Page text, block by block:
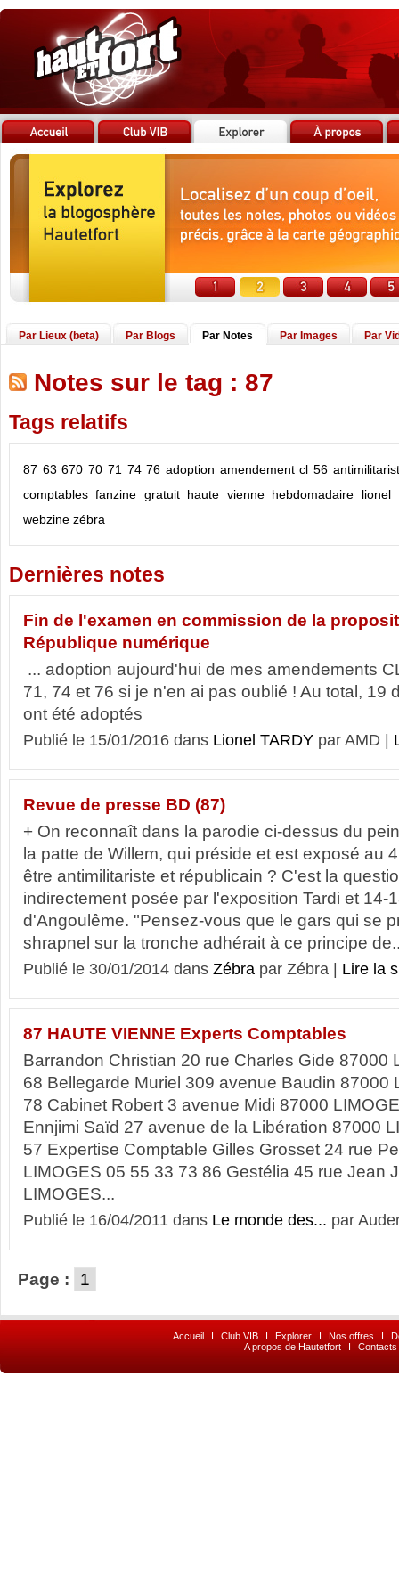
Par Lieux (beta) Par Blogs Par Notes Par Images Par
Notes sur le tag : 87
Tags relatifs
87 63 670 70 71 74 76 adoption amendement cl 56
comptables fanzine gratuit haute vienne hebdomadaire
lionel
webzine zébra
Dernières notes
Fin de l'examen en commission de la
République numérique
... adoption aujourd'hui de mes amendements
71, 74 et 76 si je n'en ai pas oublié ! Au total, 19
ont été adoptés
Publié le 15/01/2016 dans Lionel TARDY par AMD |
Revue de presse BD (87)
+ On reconnaît dans la parodie ci-dessus du
la patte de Willem, qui préside et est exposé au
être antimilitariste et républicain ? C'est la
indirectement posée par l'exposition Tardi et 14-
d'Angoulême. "Pensez-vous que le gars qui se
shrapnel sur la tronche adhérait à ce principe
Publié le 30/01/2014 dans Zébra par Zébra | Lire la
87 HAUTE VIENNE Experts Comptables
Barrandon Christian 20 rue Charles Gide 87000
68 Bellegarde Muriel 309 avenue Baudin 87000
78 Cabinet Robert 3 avenue Midi 87000
Ennjimi Saïd 27 avenue de la Libération 87000
57 Expertise Comptable Gilles Grosset 24 rue
LIMOGES 05 55 33 73 86 Gestélia 45 rue Jean
LIMOGES...
Publié le 16/04/2011 dans Le monde des... par
Page : 1
Accueil I Club VIB I Explorer I Nos offres I
A propos de Hautetfort
I Contacts